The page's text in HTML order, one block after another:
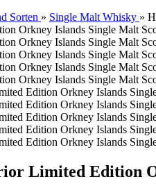
Sorten » Single Malt Whisky »
Limited Edition